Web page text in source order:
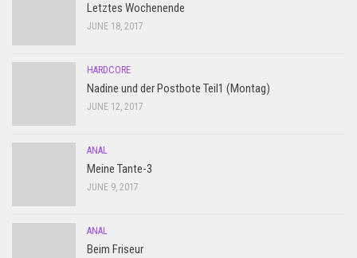
Letztes Wochenende
JUNE 18, 2017
HARDCORE
Nadine und der Postbote Teil1 (Montag)
JUNE 12, 2017
ANAL
Meine Tante-3
JUNE 9, 2017
ANAL
Beim Friseur